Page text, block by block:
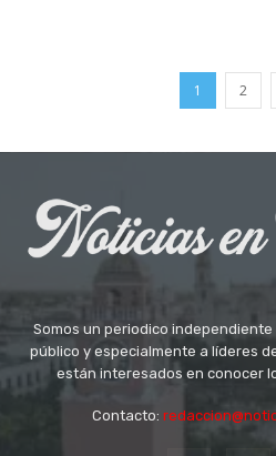
1 2
Somos un periodico
público y especialmente a líderes
están interesados en conocer
Contacto: